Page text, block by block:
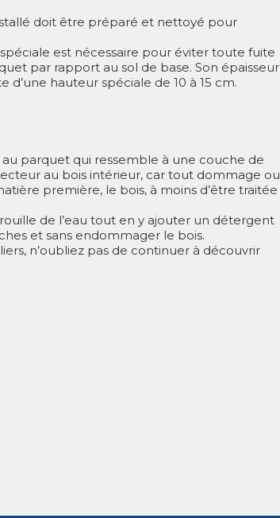
doit être préparé et nettoyé pour
est nécessaire pour éviter toute fuite
par rapport au sol de base. Son épaisseur
hauteur spéciale de 10 à 15 cm.
parquet qui ressemble à une couche de
au bois intérieur, car tout dommage ou
première, le bois, à moins d’être traitée
de l’eau tout en y ajouter un détergent
et sans endommager le bois.
n’oubliez pas de continuer à découvrir